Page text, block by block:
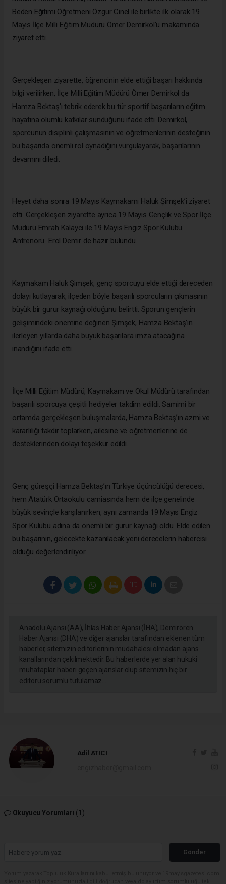
Beden Eğitimi Öğretmeni Özgür Cinel ile birlikte ilk olarak 19
Mayıs İlçe Milli Eğitim Müdürü Ömer Demirkol’u makamında
ziyaret etti.
Gerçekleşen ziyarette, öğrencinin elde ettiği başarı hakkında
bilgi verilirken, İlçe Milli Eğitim Müdürü Ömer Demirkol da
Hamza Bektaş’ı tebrik ederek bu tür sportif başarıların eğitim
hayatına olumlu katkılar sunduğunu ifade etti. Demirkol,
sporcunun disiplinli çalışmasının ve öğretmenlerinin desteğinin
bu başarıda önemli rol oynadığını vurgulayarak, başarılarının
devamını diledi.
Heyet daha sonra 19 Mayıs Kaymakamı Haluk Şimşek’i ziyaret
etti. Gerçekleşen ziyarette ayrıca 19 Mayıs Gençlik ve Spor İlçe
Müdürü Emrah Kalaycı ile 19 Mayıs Engiz Spor Kulübü
Antrenörü Erol Demir de hazır bulundu.
Kaymakam Haluk Şimşek, genç sporcuyu elde ettiği dereceden
dolayı kutlayarak, ilçeden böyle başarılı sporcuların çıkmasının
büyük bir gurur kaynağı olduğunu belirtti. Sporun gençlerin
gelişimindeki önemine değinen Şimşek, Hamza Bektaş’ın
ilerleyen yıllarda daha büyük başarılara imza atacağına
inandığını ifade etti.
İlçe Milli Eğitim Müdürü, Kaymakam ve Okul Müdürü tarafından
başarılı sporcuya çeşitli hediyeler takdim edildi. Samimi bir
ortamda gerçekleşen buluşmalarda, Hamza Bektaş’ın azmi ve
kararlılığı takdir toplarken, ailesine ve öğretmenlerine de
desteklerinden dolayı teşekkür edildi.
Genç güreşçi Hamza Bektaş’ın Türkiye üçüncülüğü derecesi,
hem Atatürk Ortaokulu camiasında hem de ilçe genelinde
büyük sevinçle karşılanırken, aynı zamanda 19 Mayıs Engiz
Spor Kulübü adına da önemli bir gurur kaynağı oldu. Elde edilen
bu başarının, gelecekte kazanılacak yeni derecelerin habercisi
olduğu değerlendiriliyor.
Anadolu Ajansı (AA), İhlas Haber Ajansı (İHA), Demirören
Haber Ajansı (DHA) ve diğer ajanslar tarafından eklenen tüm
haberler, sitemizin editörlerinin müdahalesi olmadan ajans
kanallarından çekilmektedir. Bu haberlerde yer alan hukuki
muhataplar haberi geçen ajanslar olup sitemizin hiç bir
editörü sorumlu tutulamaz...
Adil ATICI
Okuyucu Yorumları (1)
Gönder